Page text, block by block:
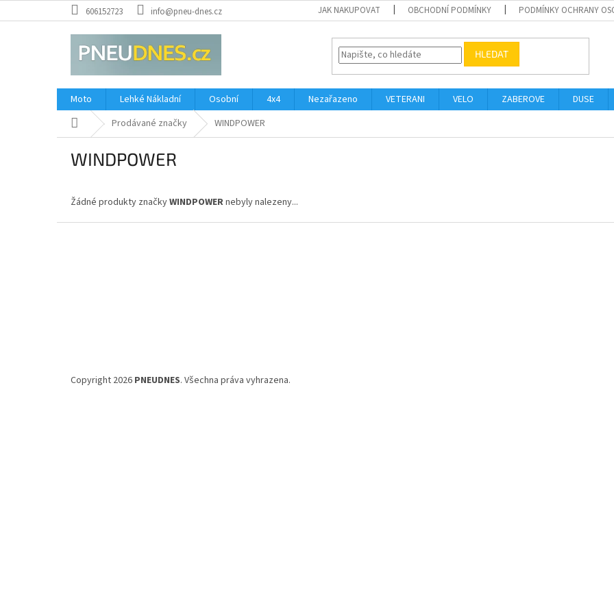
na
606152723 info@pneu-dnes.cz JAK NAKUPOVAT OBCHODNÍ PODMÍNKY PODMÍNKY OCHRANY
HLEDAT
Moto Lehké Nákladní Osobní 4x4 Nezařazeno VETERANI VELO ZABEROVE DUSE
Domů Prodávané značky WINDPOWER
WINDPOWER
Žádné produkty značkyWINDPOWERnebyly nalezeny...
Copyright 2026 PNEUDNES. Všechna práva vyhrazena.